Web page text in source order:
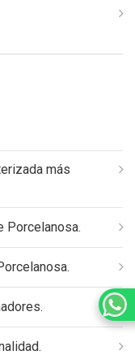
más
Porcelanosa.